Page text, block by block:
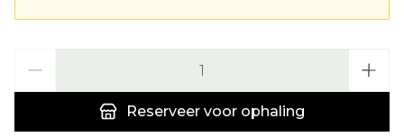
Reserveer voor ophaling